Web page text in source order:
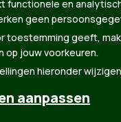
2026 |
functionele en
geen
toestemming geeft,
op jouw voorkeuren.
hieronder
aanpassen